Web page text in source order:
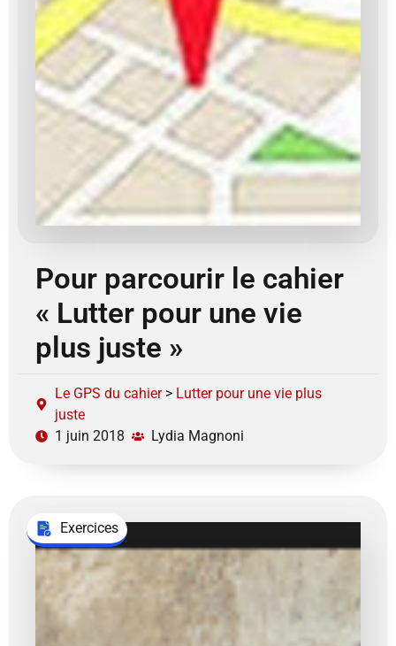
Pour parcourir le cahier
« Lutter pour une vie
plus juste »
Le GPS du cahier> Lutter pour une vie plus
juste
1 juin 2018
Lydia Magnoni
Exercices